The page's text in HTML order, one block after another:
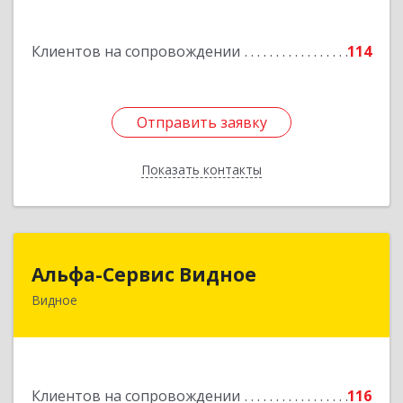
Клиентов на сопровождении 114
Отправить заявку
Показать контакты
Отправить заявку
Назад
Альфа-Сервис Видное
Видное
Клиентов на сопровождении
116
Подробнее